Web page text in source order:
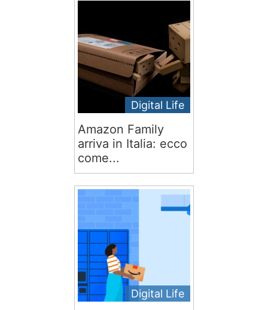
Digital Life
Amazon Family
arriva in Italia: ecco
come...
Digital Life